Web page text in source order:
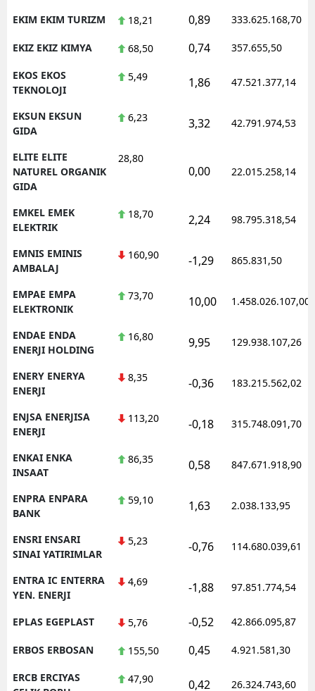
EKIM EKIM TURIZM 18,21 0,89 333.625.168,70
EKIZ EKIZ KIMYA 68,50 0,74 357.655,50
EKOS EKOS
TEKNOLOJI
5,49 1,86 47.521.377,14
EKSUN EKSUN
GIDA
6,23 3,32 42.791.974,53
ELITE ELITE
NATUREL ORGANIK
GIDA
28,80
0,00 22.015.258,14
EMKEL EMEK
ELEKTRIK
18,70 2,24 98.795.318,54
EMNIS EMINIS
AMBALAJ
160,90 -1,29 865.831,50
EMPAE EMPA
ELEKTRONIK
73,70 10,00 1.458.026.107,00
ENDAE ENDA
ENERJI HOLDING
16,80 9,95 129.938.107,26
ENERY ENERYA
ENERJI
8,35 -0,36 183.215.562,02
ENJSA ENERJISA
ENERJI
113,20 -0,18 315.748.091,70
ENKAI ENKA
INSAAT
86,35 0,58 847.671.918,90
ENPRA ENPARA
BANK
59,10 1,63 2.038.133,95
ENSRI ENSARI
SINAI YATIRIMLAR
5,23 -0,76 114.680.039,61
ENTRA IC ENTERRA
YEN. ENERJI
4,69 -1,88 97.851.774,54
EPLAS EGEPLAST 5,76 -0,52 42.866.095,87
ERBOS ERBOSAN 155,50 0,45 4.921.581,30
ERCB ERCIYAS
47,90 0,42 26.324.743,60